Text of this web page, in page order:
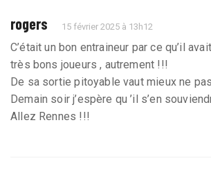
rogers 15 février 2025 à 13h12
C’était un bon entraineur par ce qu’il
très bons joueurs , autrement !!!
De sa sortie pitoyable vaut mieux ne
Demain soir j’espère qu ’il s’en
Allez Rennes !!!